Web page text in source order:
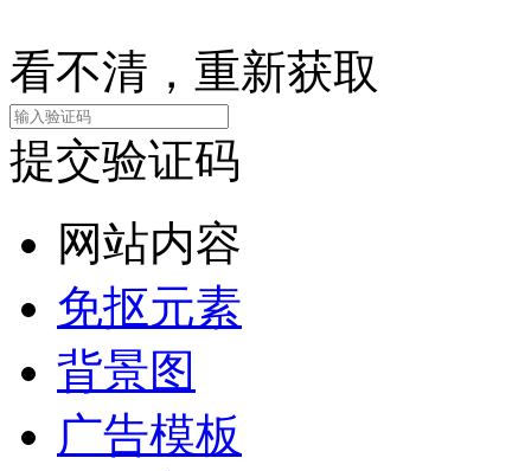
看不清，重新获取
提交验证码
网站内容
免抠元素
背景图
广告模板